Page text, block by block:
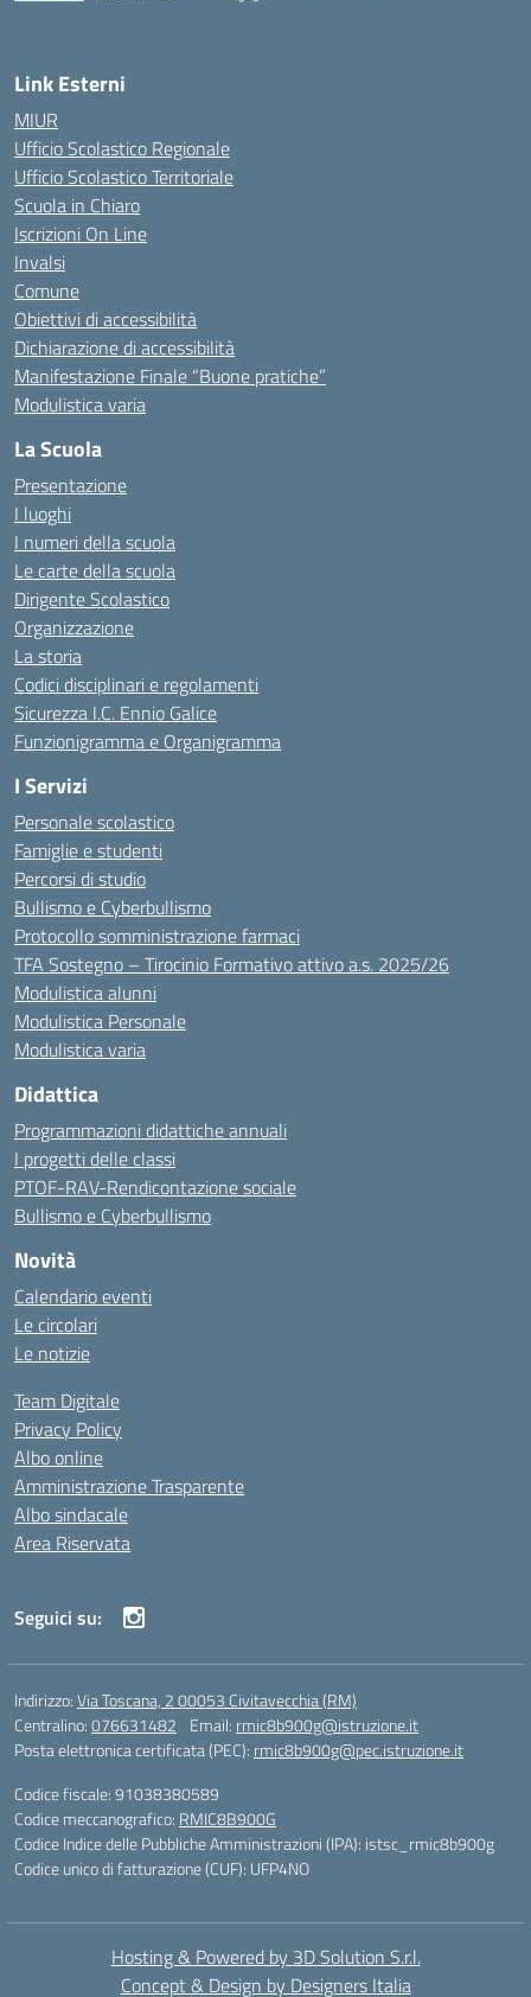
Link Esterni
MIUR
Ufficio Scolastico Regionale
Ufficio Scolastico Territoriale
Scuola in Chiaro
Iscrizioni On Line
Invalsi
Comune
Obiettivi di accessibilità
Dichiarazione di accessibilità
Manifestazione Finale “Buone pratiche”
Modulistica varia
La Scuola
Presentazione
I luoghi
I numeri della scuola
Le carte della scuola
Dirigente Scolastico
Organizzazione
La storia
Codici disciplinari e regolamenti
Sicurezza I.C. Ennio Galice
Funzionigramma e Organigramma
I Servizi
Personale scolastico
Famiglie e studenti
Percorsi di studio
Bullismo e Cyberbullismo
Protocollo somministrazione farmaci
TFA Sostegno – Tirocinio Formativo attivo a.s. 2025/26
Modulistica alunni
Modulistica Personale
Modulistica varia
Didattica
Programmazioni didattiche annuali
I progetti delle classi
PTOF-RAV-Rendicontazione sociale
Bullismo e Cyberbullismo
Novità
Calendario eventi
Le circolari
Le notizie
Team Digitale
Privacy Policy
Albo online
Amministrazione Trasparente
Albo sindacale
Area Riservata
Seguici su:
Indirizzo:Via Toscana, 2 00053 Civitavecchia (RM)
Centralino:076631482 Email: rmic8b900g@istruzione.it
Posta elettronica certificata (PEC): rmic8b900g@pec.istruzione.it
Codice fiscale: 91038380589
Codice meccanografico: RMIC8B900G
Codice Indice delle Pubbliche Amministrazioni (IPA): istsc_rmic8b900g
Codice unico di fatturazione (CUF): UFP4NO
Hosting & Powered by 3D Solution S.r.l.
Concept & Design by Designers Italia